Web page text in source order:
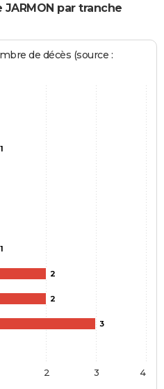
par tranche
de décès (source :
1
1
2
2
3
2 3 4